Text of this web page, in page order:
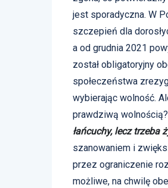
jest sporadyczna. W
szczepień dla
a od grudnia 2021
został obligatoryjny
społeczeństwa
wybierając wolność.
prawdziwą
łańcuchy, lecz trzeba
szanowaniem i
przez ograniczenie
możliwe, na chwilę